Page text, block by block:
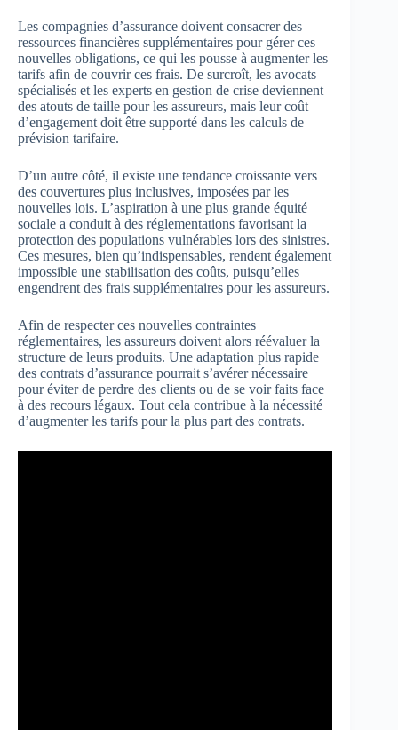
Les compagnies d’assurance doivent consacrer des
ressources financières supplémentaires pour gérer ces
nouvelles obligations, ce qui les pousse à augmenter les
tarifs afin de couvrir ces frais. De surcroît, les avocats
spécialisés et les experts en gestion de crise deviennent
des atouts de taille pour les assureurs, mais leur coût
d’engagement doit être supporté dans les calculs de
prévision tarifaire.
D’un autre côté, il existe une tendance croissante vers
des couvertures plus inclusives, imposées par les
nouvelles lois. L’aspiration à une plus grande équité
sociale a conduit à des réglementations favorisant la
protection des populations vulnérables lors des sinistres.
Ces mesures, bien qu’indispensables, rendent également
impossible une stabilisation des coûts, puisqu’elles
engendrent des frais supplémentaires pour les assureurs.
Afin de respecter ces nouvelles contraintes
réglementaires, les assureurs doivent alors réévaluer la
structure de leurs produits. Une adaptation plus rapide
des contrats d’assurance pourrait s’avérer nécessaire
pour éviter de perdre des clients ou de se voir faits face
à des recours légaux. Tout cela contribue à la nécessité
d’augmenter les tarifs pour la plus part des contrats.